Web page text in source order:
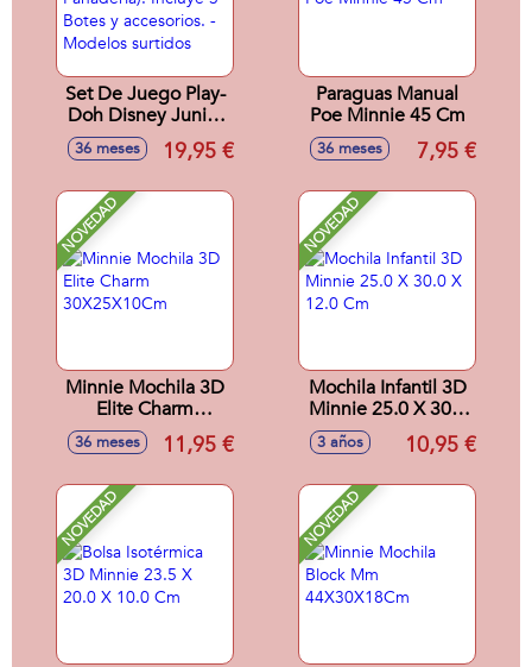
Set De Juego Play-
Doh Disney Junior
On-The-Go (Garaje
o Panaderia).
accesorios. -
Modelos surtidos
36 meses 19,95 €
Paraguas Manual
Poe Minnie 45 Cm
36 meses 7,95 €
NOVEDAD
Minnie Mochila 3D
Elite Charm
30X25X10Cm
36 meses 11,95 €
NOVEDAD
Mochila Infantil 3D
Minnie 25.0 X 30.0
X 12.0 Cm
3 años 10,95 €
NOVEDAD NOVEDAD